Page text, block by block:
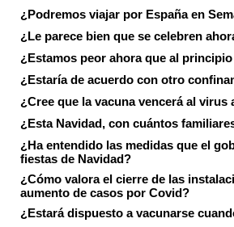
¿Podremos viajar por España en
¿Le parece bien que se celebren
¿Estamos peor ahora que al
¿Estaría de acuerdo con otro
¿Cree que la vacuna vencerá al virus
¿Esta Navidad, con cuántos
¿Ha entendido las medidas que el
fiestas de Navidad?
¿Cómo valora el cierre de las
aumento de casos por Covid?
¿Estará dispuesto a vacunarse